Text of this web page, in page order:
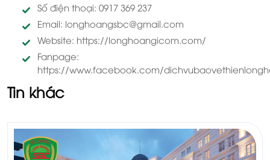
Số điện thoại: 0917 369 237
Email: longhoangsbc@gmail.com
Website: https://longhoangicom.com/
Fanpage:
https://www.facebook.com/
Tin khác